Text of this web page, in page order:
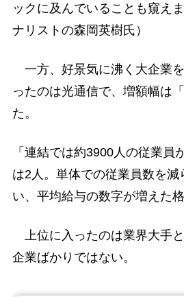
ックに及んでいることも窺え
ナリストの森岡英樹氏）
一方、好景気に沸く大企業
ったのは光通信で、増額幅は
た。
「連結では約3900人の従業員
は2人。単体での従業員数を減
い、平均給与の数字が増えた
上位に入ったのは業界大手
企業ばかりではない。